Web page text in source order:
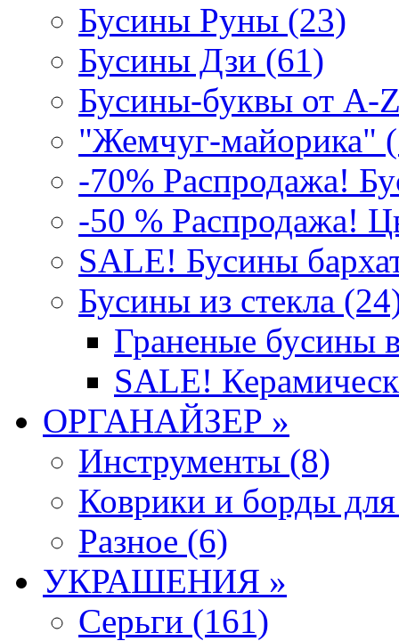
Бусины Руны (23)
Бусины Дзи (61)
Бусины-буквы от A-
"Жемчуг-майорика"
-70% Распродажа!
-50 % Распродажа!
SALE! Бусины
Бусины из стекла
Граненые бусины
SALE!
ОРГАНАЙЗЕР »
Инструменты (8)
Коврики и борды
Разное (6)
УКРАШЕНИЯ »
Серьги (161)